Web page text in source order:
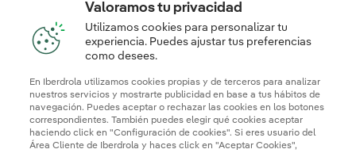
Nuestros certificados de confianza
Valoramos tu privacidad
Utilizamos cookies para personalizar tu
experiencia. Puedes ajustar tus preferencias
como desees.
En Iberdrola utilizamos cookies propias y de terceros para analizar
nuestros servicios y mostrarte publicidad en base a tus hábitos de
navegación. Puedes aceptar o rechazar las cookies en los botones
correspondientes. También puedes elegir qué cookies aceptar
haciendo click en "Configuración de cookies". Si eres usuario del
Área Cliente de Iberdrola y haces click en "Aceptar Cookies",